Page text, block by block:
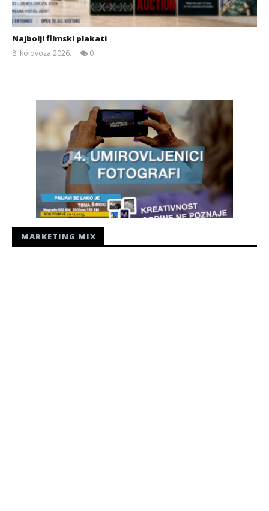
Najbolji filmski plakati
8. kolovoza 2026.
0
MARKETING MIX